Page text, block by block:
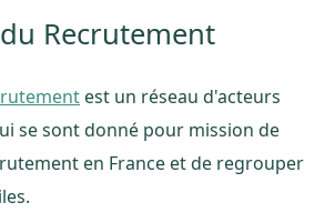
Recrutement
est un réseau d'acteurs
se sont donné pour mission de
en France et de regrouper